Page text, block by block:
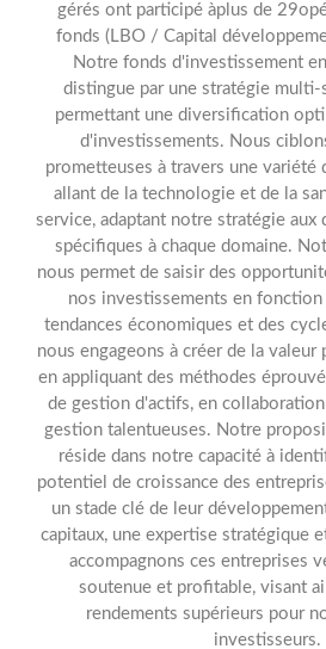
gérés ont participé àplus de
fonds (LBO / Capital
Notre fonds d'investissement
distingue par une stratégie
permettant une diversification
d'investissements. Nous
prometteuses à travers une variété
allant de la technologie et de la
service, adaptant notre stratégie aux
spécifiques à chaque domaine.
nous permet de saisir des
nos investissements en
tendances économiques et des
nous engageons à créer de la
en appliquant des méthodes
de gestion d'actifs, en
gestion talentueuses. Notre
réside dans notre capacité à
potentiel de croissance des
un stade clé de leur
capitaux, une expertise stratégique
accompagnons ces entreprises
soutenue et profitable, visant
rendements supérieurs pour
investisseurs.